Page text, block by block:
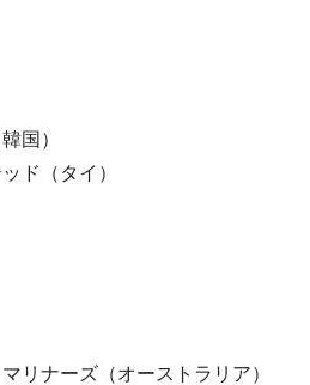
国）
ド（タイ）
リナーズ（オーストラリア）